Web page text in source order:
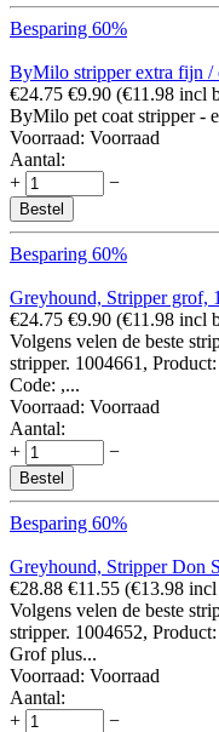
Besparing 60%
ByMilo stripper extra fijn /
€24.75 €9.90 (€11.98 incl
ByMilo pet coat stripper -
Voorraad: Voorraad
Aantal:
+
−
Bestel
Besparing 60%
Greyhound, Stripper grof,
€24.75 €9.90 (€11.98 incl
Volgens velen de beste
stripper. 1004661,
Code: ,...
Voorraad: Voorraad
Aantal:
+
−
Bestel
Besparing 60%
Greyhound, Stripper Don
€28.88 €11.55 (€13.98
Volgens velen de beste
stripper. 1004652,
Grof plus...
Voorraad: Voorraad
Aantal:
+
−